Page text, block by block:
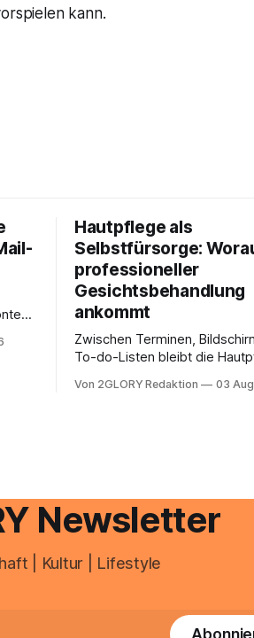
kann.
Hautpflege als
Selbstfürsorge:
professioneller
Gesichtsbehandlung
ankommt
Zwischen Terminen,
To-do-Listen bleibt die
schnell abschminken,
Unreinheiten. Professionelle
Von 2GLORY Redaktion 03
Newsletter
| Kultur | Lifestyle